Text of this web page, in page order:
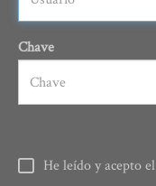
Chave
He leído y acepto el